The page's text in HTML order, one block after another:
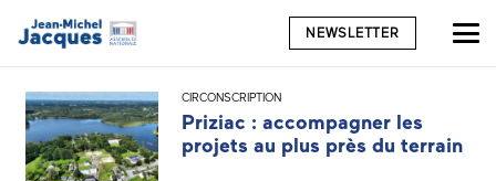
NEWSLETTER
CIRCONSCRIPTION
Priziac : accompagner les
projets au plus près du terrain